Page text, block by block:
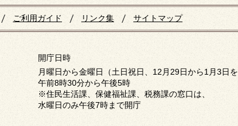
ご利用ガイド リンク集 サイトマップ
開庁日時
月曜日から金曜日（土日祝日、12月29日から1月3日
午前8時30分から午後5時
※住民生活課、保健福祉課、税務課の窓口は、
水曜日のみ午後7時まで開庁